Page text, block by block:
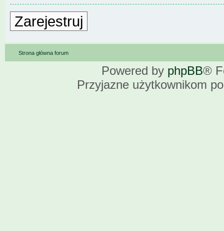
Zarejestruj
Strona główna forum
Powered by phpBB®
Przyjazne użytkownikom